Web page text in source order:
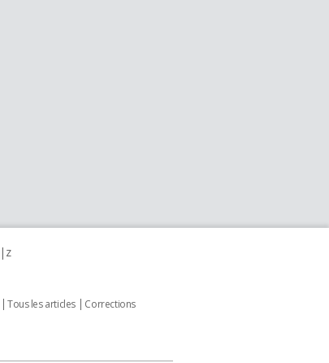
z
Tous les articles
Corrections